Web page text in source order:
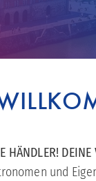
HÄNDLER! DEINE
und